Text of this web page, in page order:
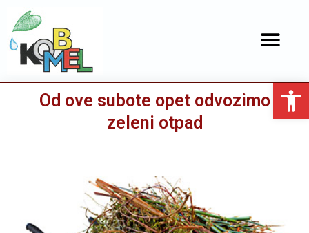
Open toolbar
Od ove subote opet odvozimo
zeleni otpad